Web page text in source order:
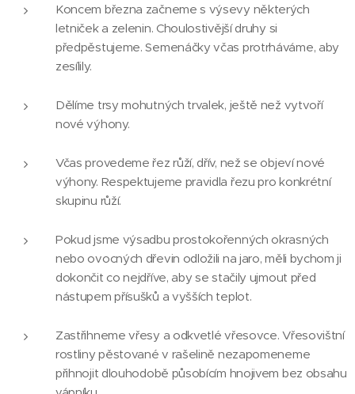
Koncem března začneme s výsevy některých
letniček a zelenin. Choulostivější druhy si
předpěstujeme. Semenáčky včas protrháváme, aby
zesílily.
Dělíme trsy mohutných trvalek, ještě než vytvoří
nové výhony.
Včas provedeme řez růží, dřív, než se objeví nové
výhony. Respektujeme pravidla řezu pro konkrétní
skupinu růží.
Pokud jsme výsadbu prostokořenných okrasných
nebo ovocných dřevin odložili na jaro, měli bychom ji
dokončit co nejdříve, aby se stačily ujmout před
nástupem přísušků a vyšších teplot.
Zastřihneme vřesy a odkvetlé vřesovce. Vřesovištní
rostliny pěstované v rašelině nezapomeneme
přihnojit dlouhodobě působícím hnojivem bez obsahu